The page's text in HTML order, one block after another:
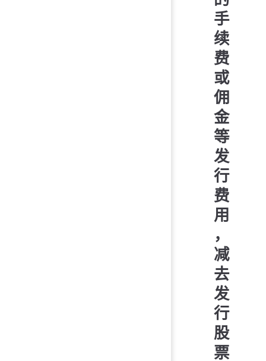
手
续
费
或
佣
金
等
发
行
费
用
，
减
去
发
行
股
票